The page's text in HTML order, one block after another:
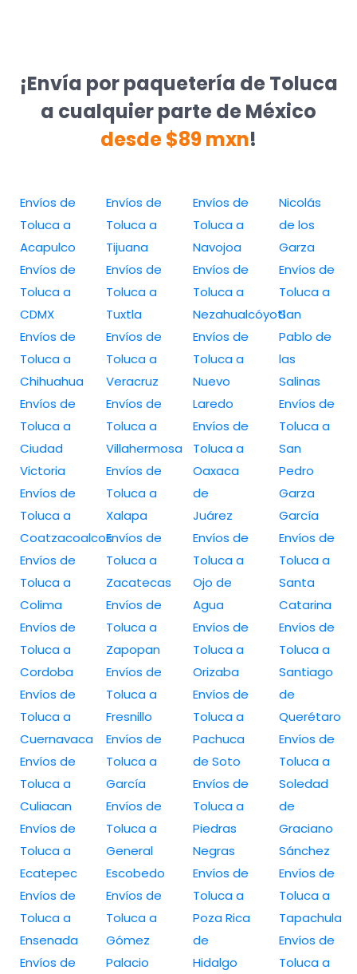
¡Envía por paquetería de Toluca
a cualquier parte de México
desde $89 mxn!
Envíos de
Toluca a
Acapulco
Envíos de
Toluca a
CDMX
Envíos de
Toluca a
Chihuahua
Envíos de
Toluca a
Ciudad
Victoria
Envíos de
Toluca a
Coatzacoalcos
Envíos de
Toluca a
Colima
Envíos de
Toluca a
Cordoba
Envíos de
Toluca a
Cuernavaca
Envíos de
Toluca a
Culiacan
Envíos de
Toluca a
Ecatepec
Envíos de
Toluca a
Ensenada
Envíos de
Envíos de
Toluca a
Tijuana
Envíos de
Toluca a
Tuxtla
Envíos de
Toluca a
Veracruz
Envíos de
Toluca a
Villahermosa
Envíos de
Toluca a
Xalapa
Envíos de
Toluca a
Zacatecas
Envíos de
Toluca a
Zapopan
Envíos de
Toluca a
Fresnillo
Envíos de
Toluca a
García
Envíos de
Toluca a
General
Escobedo
Envíos de
Toluca a
Gómez
Palacio
Envíos de
Toluca a
Navojoa
Envíos de
Toluca a
Nezahualcóyotl
Envíos de
Toluca a
Nuevo
Laredo
Envíos de
Toluca a
Oaxaca
de
Juárez
Envíos de
Toluca a
Ojo de
Agua
Envíos de
Toluca a
Orizaba
Envíos de
Toluca a
Pachuca
de Soto
Envíos de
Toluca a
Piedras
Negras
Envíos de
Toluca a
Poza Rica
de
Hidalgo
Nicolás
de los
Garza
Envíos de
Toluca a
San
Pablo de
las
Salinas
Envíos de
Toluca a
San
Pedro
Garza
García
Envíos de
Toluca a
Santa
Catarina
Envíos de
Toluca a
Santiago
de
Querétaro
Envíos de
Toluca a
Soledad
de
Graciano
Sánchez
Envíos de
Toluca a
Tapachula
Envíos de
Toluca a